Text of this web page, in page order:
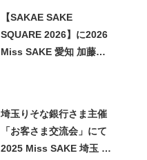
【SAKAE SAKE
SQUARE 2026】に2026
Miss SAKE 愛知 加藤七
埼玉りそな銀行さま主催
「お客さま交流会」にて
2025 Miss SAKE 埼玉 石